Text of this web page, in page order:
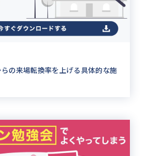
の来場転換率を上げる具体的な施